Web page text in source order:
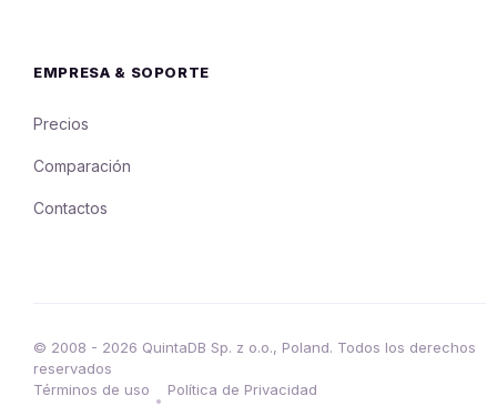
EMPRESA & SOPORTE
Precios
Comparación
Contactos
© 2008 - 2026 QuintaDB Sp. z o.o., Poland. Todos los derechos
reservados
Términos de uso
•
Política de Privacidad